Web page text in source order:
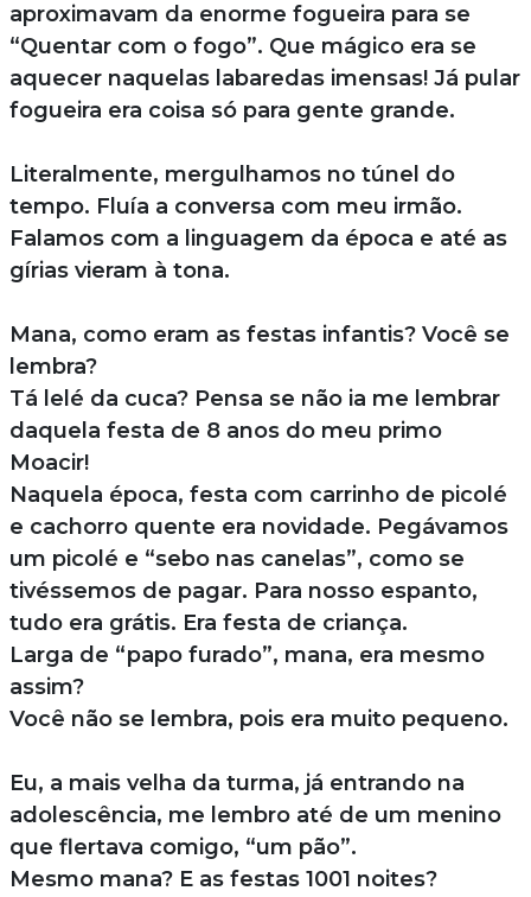
aproximavam da enorme fogueira para se
“Quentar com o fogo”. Que mágico era se
aquecer naquelas labaredas imensas! Já pular
fogueira era coisa só para gente grande.
Literalmente, mergulhamos no túnel do
tempo. Fluía a conversa com meu irmão.
Falamos com a linguagem da época e até as
gírias vieram à tona.
Mana, como eram as festas infantis? Você se
lembra?
Tá lelé da cuca? Pensa se não ia me lembrar
daquela festa de 8 anos do meu primo
Moacir!
Naquela época, festa com carrinho de picolé
e cachorro quente era novidade. Pegávamos
um picolé e “sebo nas canelas”, como se
tivéssemos de pagar. Para nosso espanto,
tudo era grátis. Era festa de criança.
Larga de “papo furado”, mana, era mesmo
assim?
Você não se lembra, pois era muito pequeno.
Eu, a mais velha da turma, já entrando na
adolescência, me lembro até de um menino
que flertava comigo, “um pão”.
Mesmo mana? E as festas 1001 noites?